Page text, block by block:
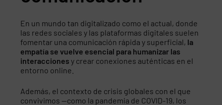
En un mundo tan digitalizado como el actual, donde
las redes sociales y las plataformas digitales suelen
fomentar una comunicación rápida y superficial, la
empatía se vuelve esencial para humanizar las
interacciones y crear conexiones auténticas en el
entorno online.
Además, el contexto de crisis globales con el que
convivimos —como la pandemia de COVID-19, los